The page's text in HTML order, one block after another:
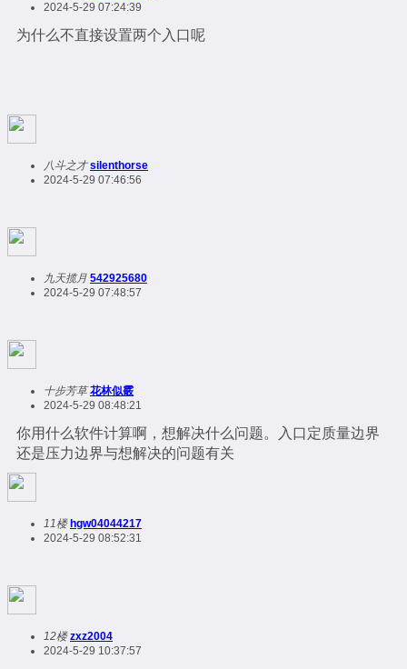
2024-5-29 07:24:39
为什么不直接设置两个入口呢
八斗之才 silenthorse
2024-5-29 07:46:56
九天揽月 542925680
2024-5-29 07:48:57
十步芳草 花林似霰
2024-5-29 08:48:21
你用什么软件计算啊，想解决什么问题。入口定质量边界
还是压力边界与想解决的问题有关
11楼 hgw04044217
2024-5-29 08:52:31
12楼 zxz2004
2024-5-29 10:37:57